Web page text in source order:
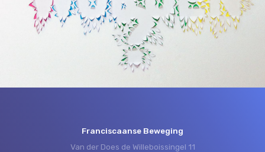
Franciscaanse Beweging
Van der Does de Willeboissingel 11